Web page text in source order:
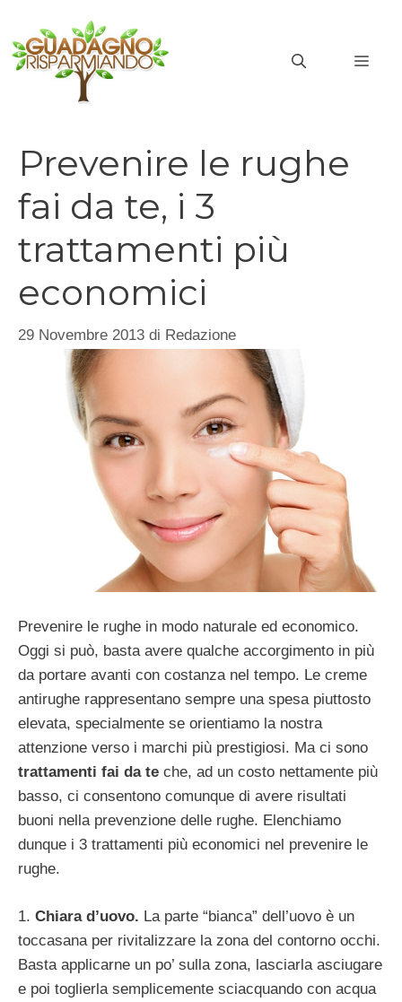
contenuto
Prevenire le rughe
fai da te, i 3
trattamenti più
economici
29 Novembre 2013 di Redazione
Prevenire le rughe in modo naturale ed economico.
Oggi si può, basta avere qualche accorgimento in più
da portare avanti con costanza nel tempo. Le creme
antirughe rappresentano sempre una spesa piuttosto
elevata, specialmente se orientiamo la nostra
attenzione verso i marchi più prestigiosi. Ma ci sono
trattamenti fai da te che, ad un costo nettamente più
basso, ci consentono comunque di avere risultati
buoni nella prevenzione delle rughe. Elenchiamo
dunque i 3 trattamenti più economici nel prevenire le
rughe.
1. Chiara d’uovo. La parte “bianca” dell’uovo è un
toccasana per rivitalizzare la zona del contorno occhi.
Basta applicarne un po’ sulla zona, lasciarla asciugare
e poi toglierla semplicemente sciacquando con acqua